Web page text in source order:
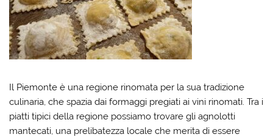
Il Piemonte è una regione rinomata per la sua tradizione
culinaria, che spazia dai formaggi pregiati ai vini rinomati. Tra i
piatti tipici della regione possiamo trovare gli agnolotti
mantecati, una prelibatezza locale che merita di essere